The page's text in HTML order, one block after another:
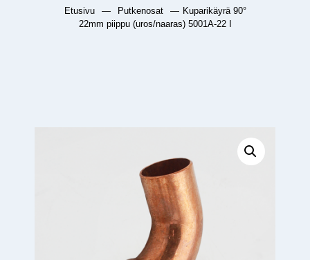
Etusivu — Putkenosat — Kuparikäyrä 90°
22mm piippu (uros/naaras) 5001A-22 I